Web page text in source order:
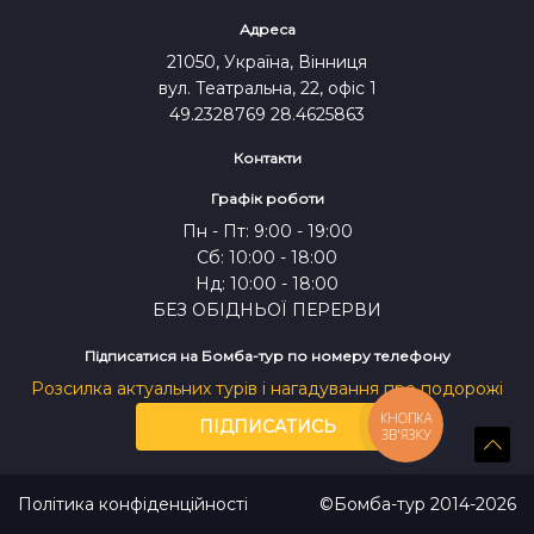
* Команда "Бомба-тур" постійно працює над
удосконаленням наших сервісів, допоможіть
нам стати кращими для Вас:
ВІДПРАВИТИ
Адреса
21050, Україна, Вінниця
вул. Театральна, 22, офіс 1
49.2328769 28.4625863
Контакти
Графік роботи
Пн - Пт: 9:00 - 19:00
Сб: 10:00 - 18:00
Нд: 10:00 - 18:00
БЕЗ ОБІДНЬОЇ ПЕРЕРВИ
Підписатися на Бомба-тур по номеру телефону
Розсилка актуальних турів і нагадування про подорожі
ПІДПИСАТИСЬ
Політика конфіденційності ©Бомба-тур 2014-2026
КНОПКА
ЗВ'ЯЗКУ